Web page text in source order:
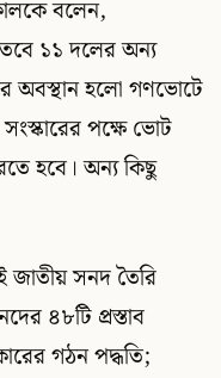
বলেন,
১১ দলের অন্য
অবস্থান হলো গণভোটে
পক্ষে ভোট
হবে। অন্য কিছু
সনদ তৈরি
৪৮টি প্রস্তাব
গঠন পদ্ধতি;